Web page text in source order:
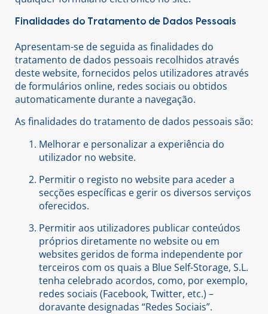
Finalidades do Tratamento de Dados Pessoais
Apresentam-se de seguida as finalidades do
tratamento de dados pessoais recolhidos através
deste website, fornecidos pelos utilizadores através
de formulários online, redes sociais ou obtidos
automaticamente durante a navegação.
As finalidades do tratamento de dados pessoais são:
Melhorar e personalizar a experiência do
utilizador no website.
Permitir o registo no website para aceder a
secções específicas e gerir os diversos serviços
oferecidos.
Permitir aos utilizadores publicar conteúdos
próprios diretamente no website ou em
websites geridos de forma independente por
terceiros com os quais a Blue Self-Storage, S.L.
tenha celebrado acordos, como, por exemplo,
redes sociais (Facebook, Twitter, etc.) –
doravante designadas “Redes Sociais”.